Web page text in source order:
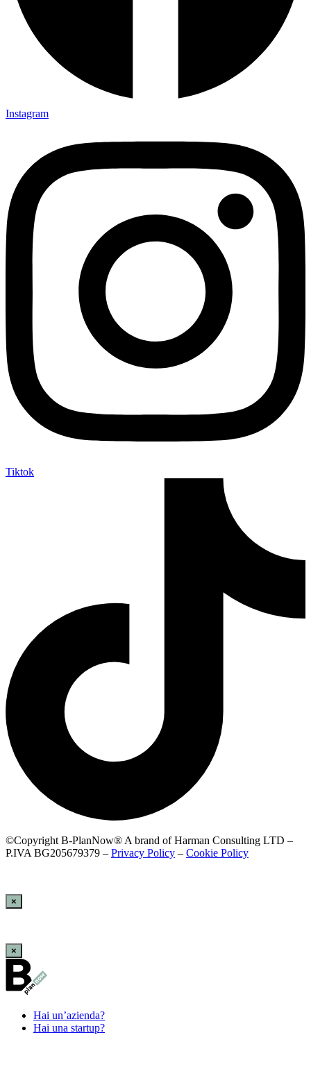
Instagram
Tiktok
©Copyright B-PlanNow® A brand of Harman Consulting LTD –
P.IVA BG205679379 – Privacy Policy – Cookie Policy
×
×
Hai un’azienda?
Hai una startup?